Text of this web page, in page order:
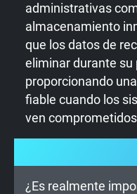
administrativas
almacenamiento
que los datos de
eliminar durante su
proporcionando
fiable cuando los
ven
¿Es realmente